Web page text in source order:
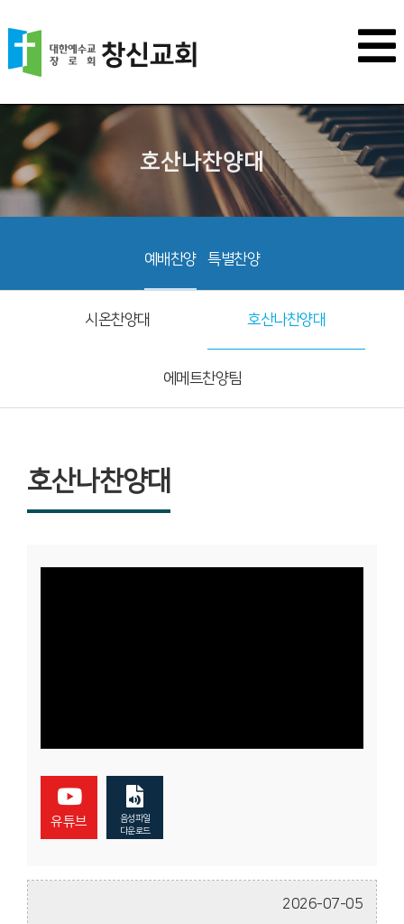
호산나찬양대
예배찬양 특별찬양
시온찬양대 호산나찬양대
에메트찬양팀
호산나찬양대
유튜브
음성파일
다운로드
2026-07-05